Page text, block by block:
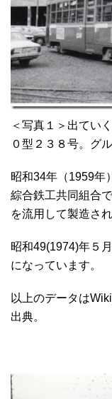
＜写真１＞出てい
０型２３８号。グ
昭和34年（1959年
綜合鉄工共同組合
を流用して製造され
昭和49(1974)年５
になっています。
以上のデータは
出典。